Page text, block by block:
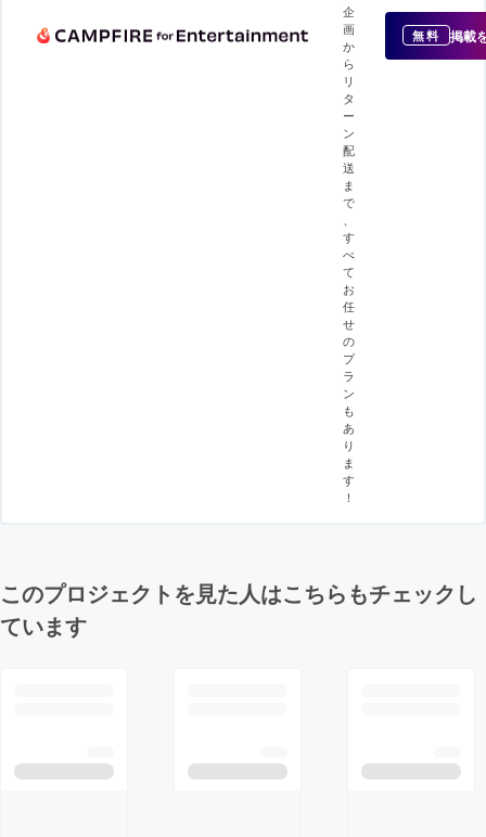
企
画
か
ら
リ
タ
ー
ン
配
送
ま
で
す
べ
て
お
任
せ
の
プ
ラ
ン
も
あ
り
ま
す
！
無料 掲載
このプロジェクトを見た人はこちらもチェックし
ています